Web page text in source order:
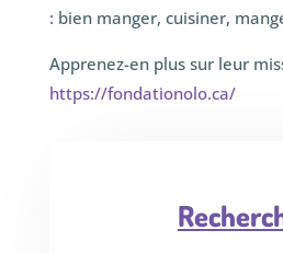
: bien manger, cuisiner,
Apprenez-en plus sur leur
https://fondationolo.ca/